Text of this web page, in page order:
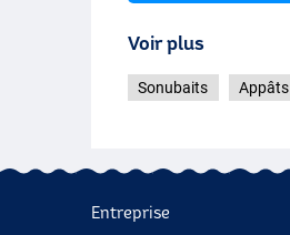
Voir plus
Sonubaits Appâts
Entreprise